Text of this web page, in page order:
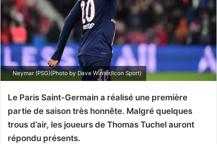
Neymar (PSG)(Photo by Dave Winter/Icon Sport)
Le Paris Saint-Germain a réalisé une première
partie de saison très honnête. Malgré quelques
trous d’air, les joueurs de Thomas Tuchel auront
répondu présents.